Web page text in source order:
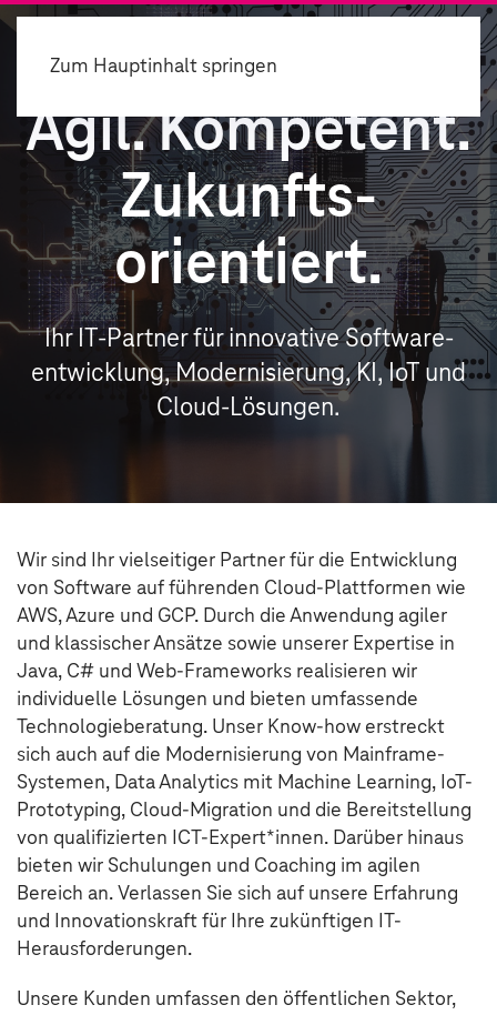
Zum Hauptinhalt springen
Agil. Kompetent.
Zukunfts­
orientiert.
Ihr IT-Partner für innovative Software­
entwicklung, Modernisierung, KI, IoT und
Cloud-Lösungen.
Wir sind Ihr vielseitiger Partner für die Entwicklung
von Software auf führenden Cloud-Plattformen wie
AWS, Azure und GCP. Durch die Anwendung agiler
und klassischer Ansätze sowie unserer Expertise in
Java, C# und Web-Frameworks realisieren wir
individuelle Lösungen und bieten umfassende
Technologieberatung. Unser Know-how erstreckt
sich auch auf die Modernisierung von Mainframe-
Systemen, Data Analytics mit Machine Learning, IoT-
Prototyping, Cloud-Migration und die Bereitstellung
von qualifizierten ICT-Expert*innen. Darüber hinaus
bieten wir Schulungen und Coaching im agilen
Bereich an. Verlassen Sie sich auf unsere Erfahrung
und Innovationskraft für Ihre zukünftigen IT-
Herausforderungen.
Unsere Kunden umfassen den öffentlichen Sektor,